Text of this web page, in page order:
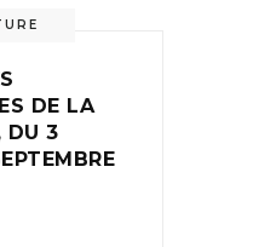
DE LA
DU 3